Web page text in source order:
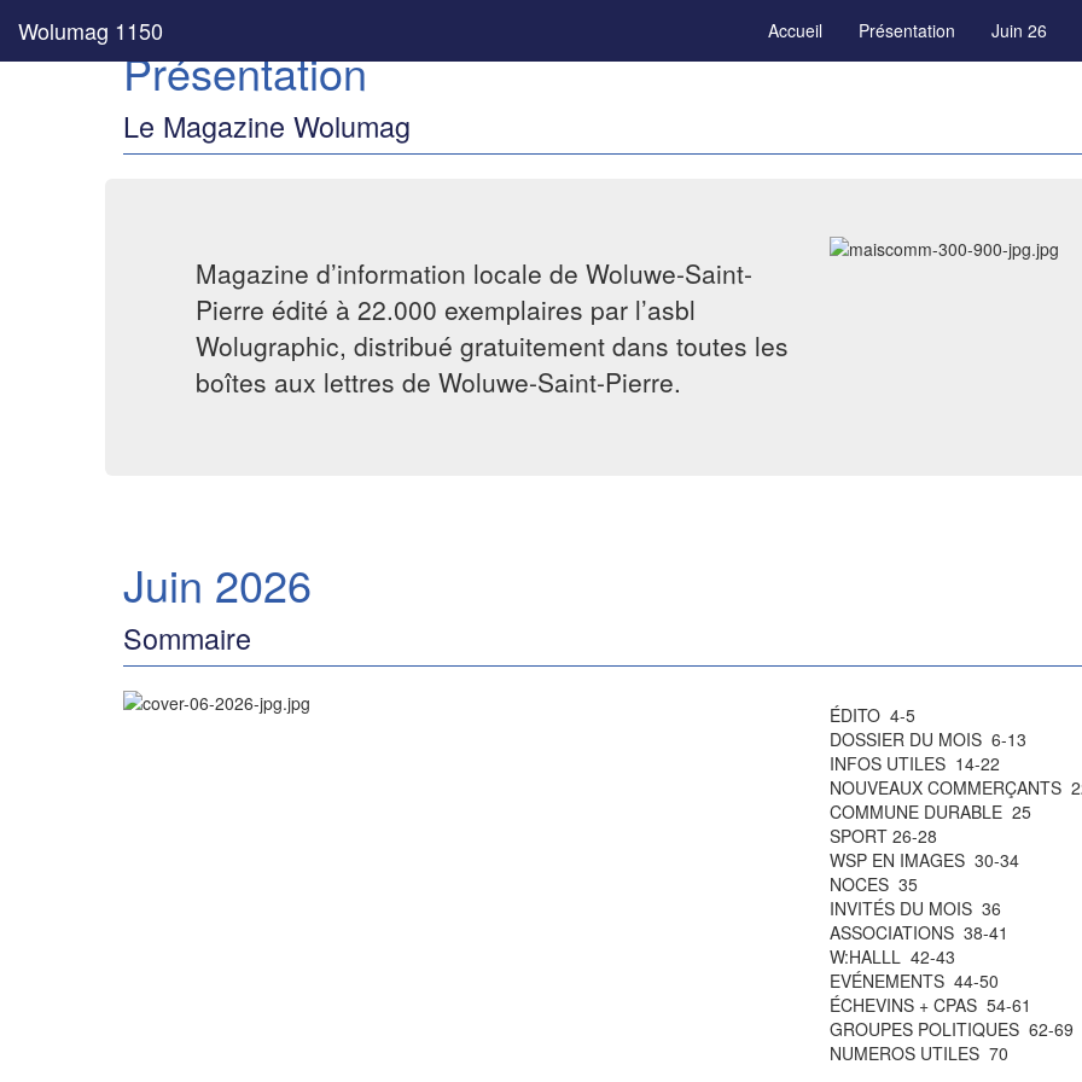
Wolumag 1150 Accueil Présentation Juin 26
Présentation
Le Magazine Wolumag
Magazine d’information locale de Woluwe-Saint-
Pierre édité à 22.000 exemplaires par l’asbl
Wolugraphic, distribué gratuitement dans toutes les
boîtes aux lettres de Woluwe-Saint-Pierre.
Juin 2026
Sommaire
ÉDITO 4-5
DOSSIER DU MOIS 6-13
INFOS UTILES 14-22
NOUVEAUX COMMERÇANTS
COMMUNE DURABLE 25
SPORT 26-28
WSP EN IMAGES 30-34
NOCES 35
INVITÉS DU MOIS 36
ASSOCIATIONS 38-41
W:HALLL 42-43
EVÉNEMENTS 44-50
ÉCHEVINS + CPAS 54-61
GROUPES POLITIQUES 62-69
NUMEROS UTILES 70